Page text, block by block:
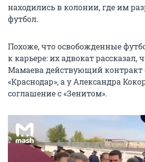
находились в колонии, где им
футбол.
Похоже, что освобожденные
к карьере: их адвокат рассказал,
Мамаева действующий контракт
«Краснодар», а у Александра
соглашение с «Зенитом».